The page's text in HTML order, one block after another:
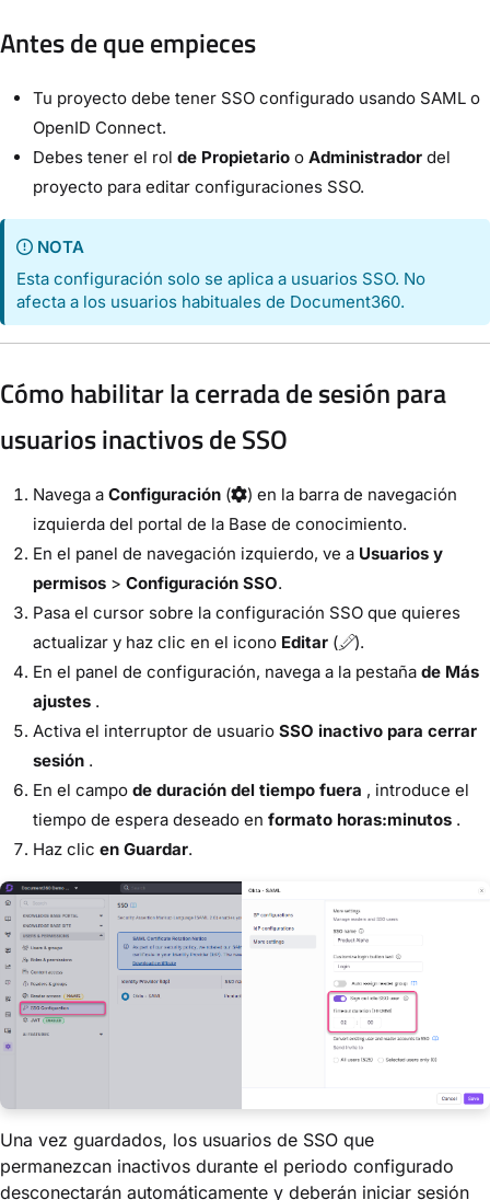
Antes de que empieces
Tu proyecto debe tener SSO configurado usando SAML o
OpenID Connect.
Debes tener el rol de Propietario o Administrador del
proyecto para editar configuraciones SSO.
NOTA
Esta configuración solo se aplica a usuarios SSO. No
afecta a los usuarios habituales de Document360.
Cómo habilitar la cerrada de sesión para
usuarios inactivos de SSO
Navega a Configuración (
) en la barra de navegación
izquierda del portal de la Base de conocimiento.
En el panel de navegación izquierdo, ve a Usuarios y
permisos > Configuración SSO.
Pasa el cursor sobre la configuración SSO que quieres
actualizar y haz clic en el icono Editar (
).
En el panel de configuración, navega a la pestaña de Más
ajustes .
Activa el interruptor de usuario SSO inactivo para cerrar
sesión .
En el campo de duración del tiempo fuera , introduce el
tiempo de espera deseado en formato horas:minutos .
Haz clic en Guardar.
Una vez guardados, los usuarios de SSO que
permanezcan inactivos durante el periodo configurado
desconectarán automáticamente y deberán iniciar sesión